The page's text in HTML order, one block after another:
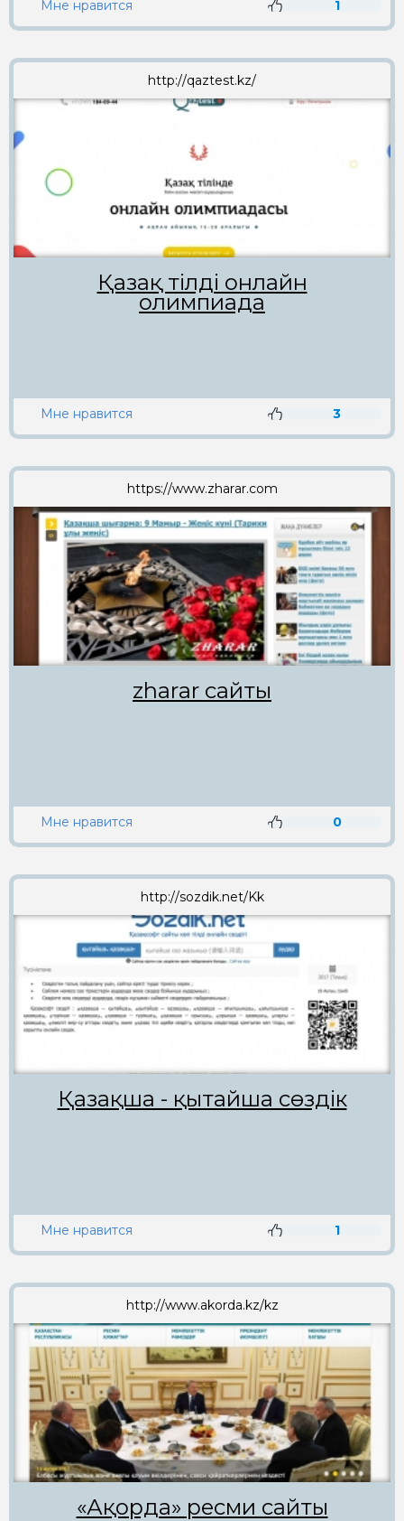
1
Мне нравится
http://qaztest.kz/
Қазақ тілді онлайн
олимпиада
3
Мне нравится
https://www.zharar.com
zharar сайты
0
Мне нравится
http://sozdik.net/Kk
Қазақша - қытайша сөздік
1
Мне нравится
http://www.akorda.kz/kz
«Ақорда» ресми сайты